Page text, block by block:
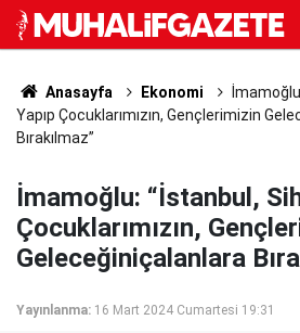
Anasayfa Ekonomi
Yapıp Çocuklarımızın, Gençlerimizin
Bırakılmaz”
İmamoğlu: “İstanbul,
Çocuklarımızın,
Geleceğiniçalanlara
Yayınlanma: 16 Mart 2024 Cumartesi 19:31